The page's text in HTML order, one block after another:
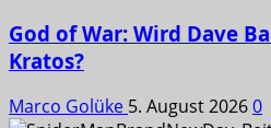
God of War: Wird Dave
Kratos?
Marco Golüke 5. August 20260